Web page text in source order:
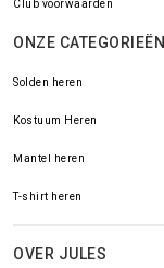
Club voorwaarden
ONZE CATEGORIEËN
Solden heren
Kostuum Heren
Mantel heren
T-shirt heren
OVER JULES